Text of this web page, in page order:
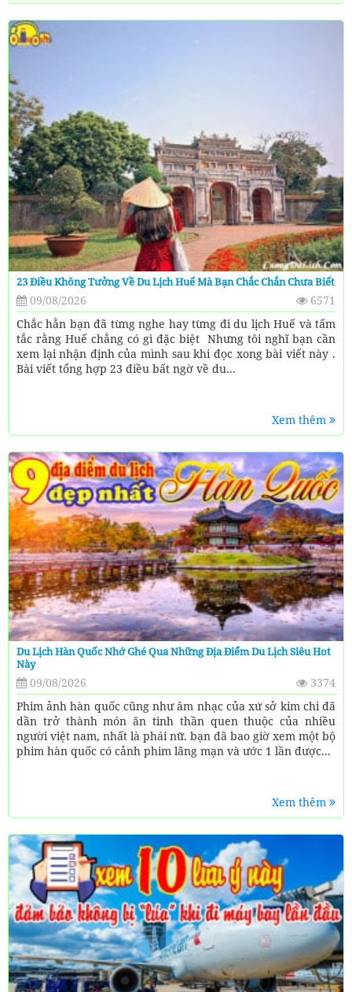
23 Điều Không Tưởng Về Du Lịch Huế Mà Bạn Chắc Chắn Chưa Biết
09/08/2026
6571
Chắc hẳn bạn đã từng nghe hay từng đi du lịch Huế và tấm
tắc rằng Huế chẳng có gì đặc biệt Nhưng tôi nghĩ bạn cần
xem lại nhận định của mình sau khi đọc xong bài viết này .
Bài viết tổng hợp 23 điều bất ngờ về du...
Xem thêm
Du Lịch Hàn Quốc Nhớ Ghé Qua Những Địa Điểm Du Lịch Siêu Hot
Này
09/08/2026
3374
Phim ảnh hàn quốc cũng như âm nhạc của xứ sở kim chi đã
dần trở thành món ăn tinh thần quen thuộc của nhiều
người việt nam, nhất là phái nữ. bạn đã bao giờ xem một bộ
phim hàn quốc có cảnh phim lãng mạn và ước 1 lần được...
Xem thêm